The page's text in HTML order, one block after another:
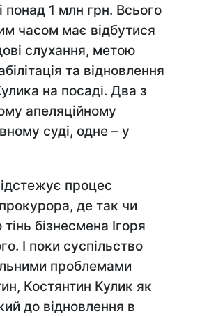
понад 1 млн грн. Всього
часом має відбутися
слухання, метою
та відновлення
на посаді. Два з
апеляційному
суді, одне – у
процес
де так чи
бізнесмена Ігоря
І поки суспільство
проблемами
Костянтин Кулик як
до відновлення в